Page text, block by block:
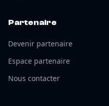
Partenaire
Devenir partenaire
Espace partenaire
Nous contacter